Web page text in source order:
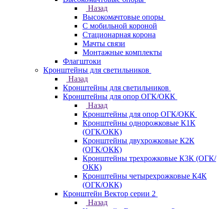
Назад
Высокомачтовые опоры
С мобильной короной
Стационарная корона
Мачты связи
Монтажные комплекты
Флагштоки
Кронштейны для светильников
Назад
Кронштейны для светильников
Кронштейны для опор ОГК/ОКК
Назад
Кронштейны для опор ОГК/ОКК
Кронштейны однорожковые К1К
(ОГК/ОКК)
Кронштейны двухрожковые К2К
(ОГК/ОКК)
Кронштейны трехрожковые К3К (ОГК/
ОКК)
Кронштейны четырехрожковые К4К
(ОГК/ОКК)
Кронштейн Вектор серии 2
Назад